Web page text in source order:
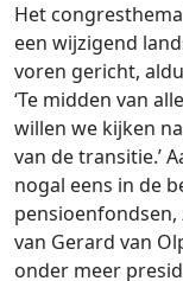
Het
een wijzigend
voren gericht,
‘Te midden van
willen we kijken
van de transitie.’
nogal eens in de
van Gerard van
onder meer